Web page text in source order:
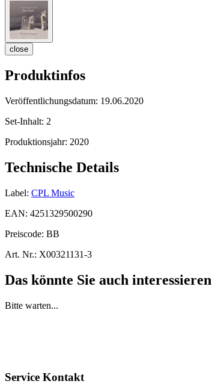
close
Produktinfos
Veröffentlichungsdatum: 19.06.2020
Set-Inhalt: 2
Produktionsjahr: 2020
Technische Details
Label: CPL Music
EAN: 4251329500290
Preiscode: BB
Art. Nr.: X00321131-3
Das könnte Sie auch interessieren
Bitte warten...
Service Kontakt